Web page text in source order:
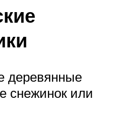
деревянные
снежинок или